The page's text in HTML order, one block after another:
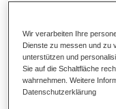
Materialnummer
Link zur
Wir verarbeiten Ihre
Dienste zu messen und zu
unterstützen und
Sie auf die Schaltfläche
wahrnehmen. Weitere
Datenschutzerklärung